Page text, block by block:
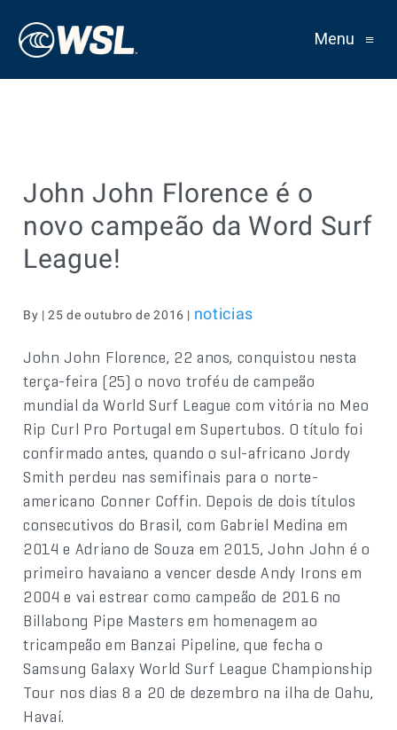
Menu ≡
John John Florence é o
novo campeão da Word Surf
League!
By | 25 de outubro de 2016 | noticias
John John Florence, 22 anos, conquistou nesta
terça-feira (25) o novo troféu de campeão
mundial da World Surf League com vitória no Meo
Rip Curl Pro Portugal em Supertubos. O título foi
confirmado antes, quando o sul-africano Jordy
Smith perdeu nas semifinais para o norte-
americano Conner Coffin. Depois de dois títulos
consecutivos do Brasil, com Gabriel Medina em
2014 e Adriano de Souza em 2015, John John é o
primeiro havaiano a vencer desde Andy Irons em
2004 e vai estrear como campeão de 2016 no
Billabong Pipe Masters em homenagem ao
tricampeão em Banzai Pipeline, que fecha o
Samsung Galaxy World Surf League Championship
Tour nos dias 8 a 20 de dezembro na ilha de Oahu,
Havaí.